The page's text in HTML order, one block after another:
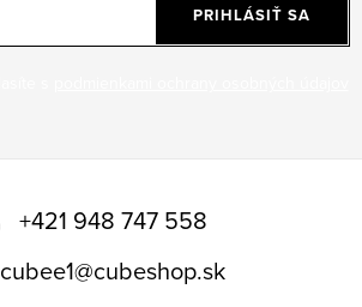
PRIHLÁSIŤ SA
+421 948 747 558
cubee1@cubeshop.sk